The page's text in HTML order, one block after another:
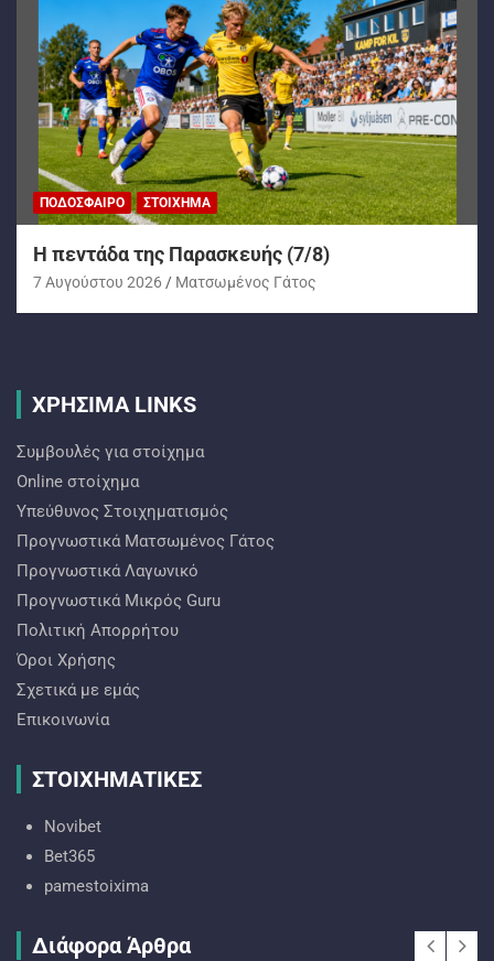
ΠΟΔΌΣΦΑΙΡΟ ΣΤΟΊΧΗΜΑ
H πεντάδα της Παρασκευής (7/8)
7 Αυγούστου 2026 Ματσωμένος Γάτος
ΧΡΗΣΙΜΑ LINKS
Συμβουλές για στοίχημα
Online στοίχημα
Υπεύθυνος Στοιχηματισμός
Προγνωστικά Ματσωμένος Γάτος
Προγνωστικά Λαγωνικό
Προγνωστικά Mικρός Guru
Πολιτική Απορρήτου
Όροι Χρήσης
Σχετικά με εμάς
Επικοινωνία
ΣΤΟΙΧΗΜΑΤΙΚΕΣ
Novibet
Bet365
pamestoixima
Διάφορα Άρθρα